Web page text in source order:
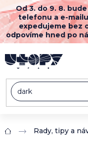
Přejít
na
obsah
Od 3. do 9. 8.
telefonu a e-
expedujeme bez
odpovíme hned po
Domů Rady, tipy a